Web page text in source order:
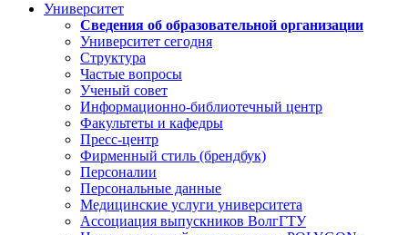
Университет
Сведения об образовательной организации
Университет сегодня
Структура
Частые вопросы
Ученый совет
Информационно-библиотечный центр
Факультеты и кафедры
Пресс-центр
Фирменный стиль (брендбук)
Персоналии
Персональные данные
Медицинские услуги университета
Ассоциация выпускников ВолгГТУ